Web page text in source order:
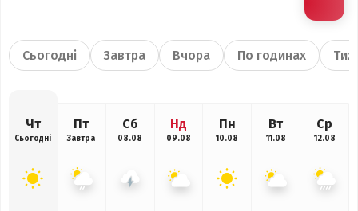
Сьогодні Завтра Вчора По годинах
Чт
Сьогодні
Пт
Завтра
Сб
08.08
Нд
09.08
Пн
10.08
Вт
11.08
Ср
12.08